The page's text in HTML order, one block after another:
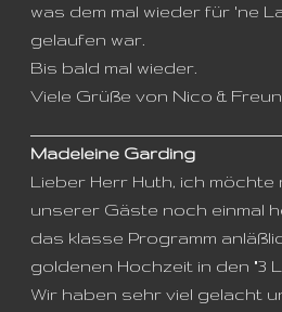
was dem mal wieder für 'ne
gelaufen war.
Bis bald mal wieder.
Viele Grüße von Nico &
Madeleine Garding
Lieber Herr Huth, ich möchte
unserer Gäste noch einmal
das klasse Programm
goldenen Hochzeit in den "3
Wir haben sehr viel gelacht